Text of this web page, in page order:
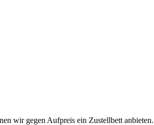
wir gegen Aufpreis ein Zustellbett anbieten.